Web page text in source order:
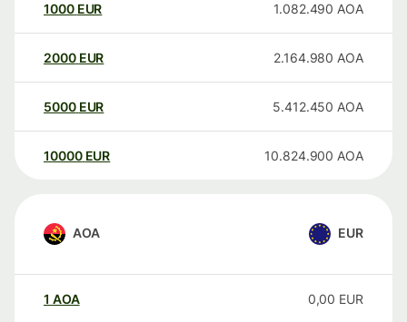
1000 EUR 1.082.490 AOA
2000 EUR 2.164.980 AOA
5000 EUR 5.412.450 AOA
10000 EUR 10.824.900 AOA
AOA EUR
1 AOA 0,00 EUR